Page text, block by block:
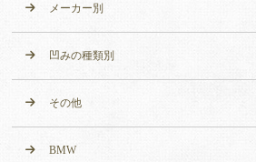
メーカー別
凹みの種類別
その他
BMW